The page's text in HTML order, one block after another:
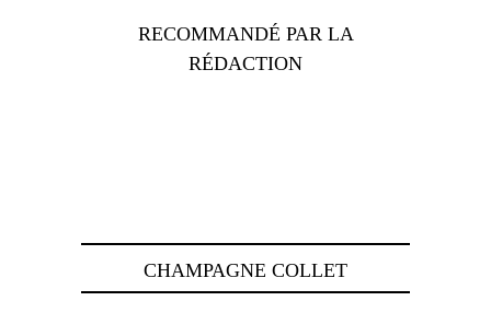
RECOMMANDÉ PAR LA
RÉDACTION
CHAMPAGNE COLLET